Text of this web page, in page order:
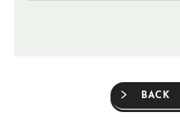
BACK